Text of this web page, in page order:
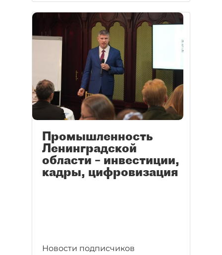
Промышленность
Ленинградской
области – инвестиции,
кадры, цифровизация
Новости подписчиков